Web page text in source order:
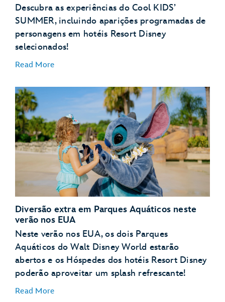
Buzz Lightyear’s Space Ranger Spin – Magic
Kingdom Park
NOVIDADE – Zootopia: Better Together! – Disney’s
Animal Kingdom Theme Park
Descubra as experiências do Cool KIDS’
SUMMER, incluindo aparições programadas de
personagens em hotéis Resort Disney
selecionados!
Read More
Disney’s Art of Animation Resort
Disney’s Caribbean Beach Resort
Disney’s Pop Century Resort
Disney’s Port Orleans Resort – Riverside
Aparições programadas de personagens:
Bibliotecas especiais:
Diversão extra em Parques Aquáticos neste
verão nos EUA
Neste verão nos EUA, os dois Parques
Aquáticos do Walt Disney World estarão
abertos e os Hóspedes dos hotéis Resort Disney
poderão aproveitar um splash refrescante!
Read More